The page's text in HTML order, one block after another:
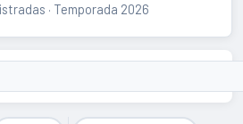
· Temporada 2026